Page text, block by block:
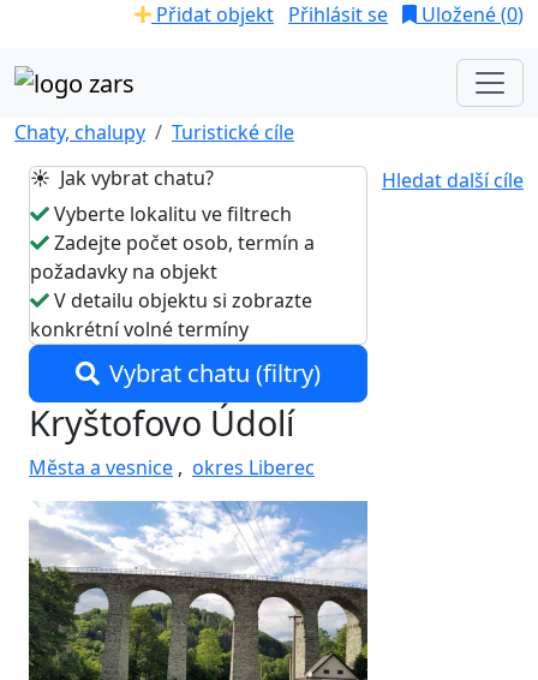
Přidat objekt Přihlásit se Uložené (0)
Chaty, chalupy
Turistické cíle
Hledat další cíle
☀️ Jak vybrat chatu?
Vyberte lokalitu ve filtrech
Zadejte počet osob, termín a
požadavky na objekt
V detailu objektu si zobrazte
konkrétní volné termíny
Vybrat chatu (filtry)
Kryštofovo Údolí
Města a vesnice , okres Liberec